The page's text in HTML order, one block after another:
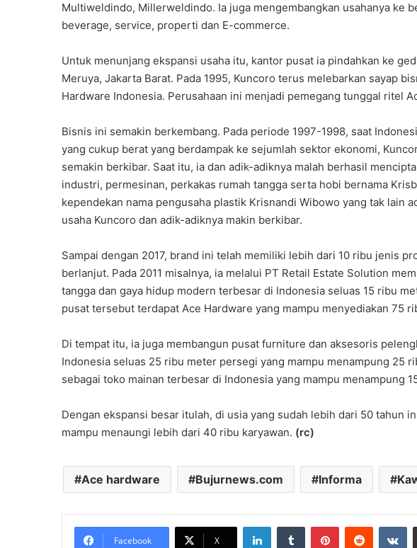
Multiweldindo, Millerweldindo. Ia juga mengembangkan usahanya ke
beverage, service, properti dan E-commerce.
Untuk menunjang ekspansi usaha itu, kantor pusat ia pindahkan ke
Meruya, Jakarta Barat. Pada 1995, Kuncoro terus melebarkan sayap
Hardware Indonesia. Perusahaan ini menjadi pemegang tunggal ritel
Bisnis ini semakin berkembang. Pada periode 1997-1998, saat
yang cukup berat yang berdampak ke sejumlah sektor ekonomi,
semakin berkibar. Saat itu, ia dan adik-adiknya malah berhasil
industri, permesinan, perkakas rumah tangga serta hobi bernama
kependekan nama pengusaha plastik Krisnandi Wibowo yang tak lain
usaha Kuncoro dan adik-adiknya makin berkibar.
Sampai dengan 2017, brand ini telah memiliki lebih dari 10 ribu jenis
berlanjut. Pada 2011 misalnya, ia melalui PT Retail Estate Solution
tangga dan gaya hidup modern terbesar di Indonesia seluas 15 ribu
pusat tersebut terdapat Ace Hardware yang mampu menyediakan 75
Di tempat itu, ia juga membangun pusat furniture dan aksesoris
Indonesia seluas 25 ribu meter persegi yang mampu menampung 25
sebagai toko mainan terbesar di Indonesia yang mampu menampung
Dengan ekspansi besar itulah, di usia yang sudah lebih dari 50 tahun
mampu menaungi lebih dari 40 ribu karyawan. (rc)
Ace hardware Bujurnews.com Informa
Facebook X
LinkedInTumblr PinterestReddit